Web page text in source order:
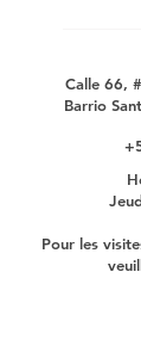
Calle 66,
Barrio
Pour les